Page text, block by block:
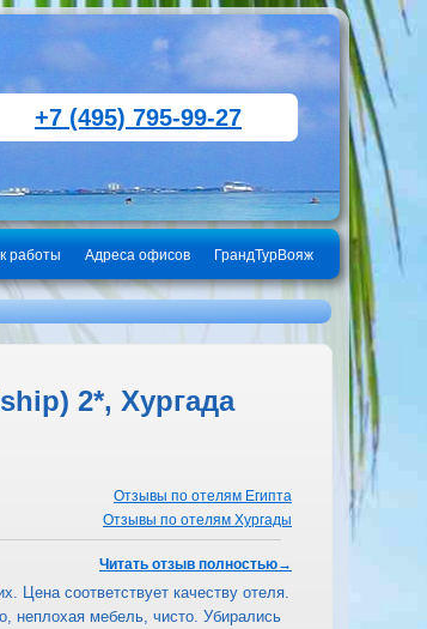
+7 (495) 795-99-27
ГрандТурВояж
Адреса офисов
работы
2*, Хургада
Отзывы по отелям Египта
Отзывы по отелям Хургады
Читать отзыв полностью→
Цена соответствует качеству отеля.
неплохая мебель, чисто. Убирались